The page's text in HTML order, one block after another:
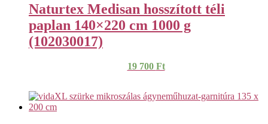
Naturtex Medisan hosszított téli
paplan 140×220 cm 1000 g
(102030017)
19 700 Ft